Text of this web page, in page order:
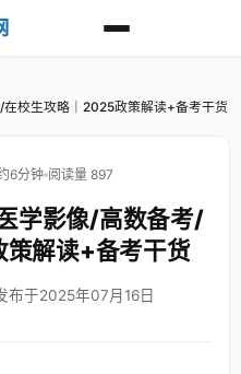
在校生攻略｜2025政策解读+备考干货
6分钟 阅读量 897
学影像/高数备考/
解读+备考干货
布于2025年07月16日